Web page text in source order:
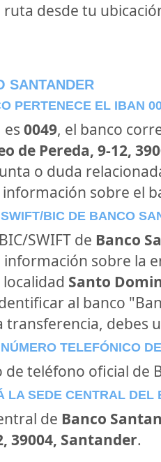
desde tu
SANTANDER
PERTENECE EL IBAN
es 0049, el banco
de Pereda, 9-12,
o duda
sobre el
BIC DE BANCO
SWIFT de Banco
sobre la
localidad Santo
al banco
transferencia, debes
TELEFÓNICO
teléfono oficial de
LA SEDE CENTRAL
de Banco
39004, Santander.